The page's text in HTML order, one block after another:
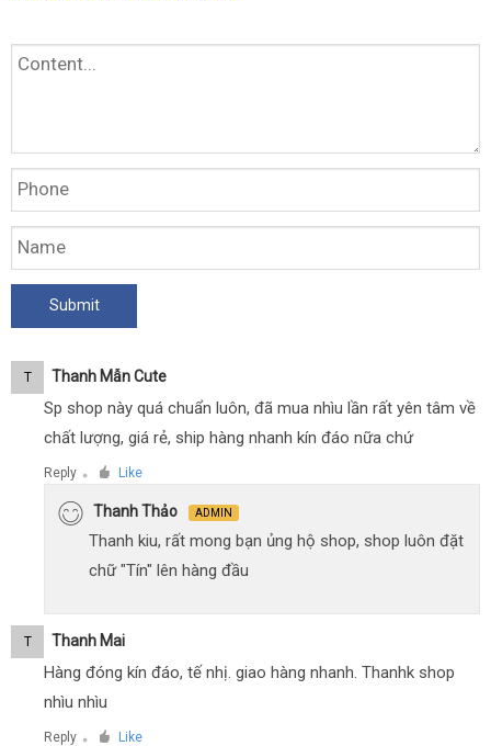
T Thanh Mẫn Cute
Sp shop này quá chuẩn luôn, đã mua nhìu lần rất yên tâm về
chất lượng, giá rẻ, ship hàng nhanh kín đáo nữa chứ
Reply ● Like
Thanh Thảo ADMIN
Thanh kiu, rất mong bạn ủng hộ shop, shop luôn đặt
chữ "Tín" lên hàng đầu
T Thanh Mai
Hàng đóng kín đáo, tế nhị. giao hàng nhanh. Thanhk shop
nhìu nhìu
Reply ● Like